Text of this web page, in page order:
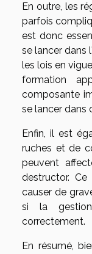
En outre, les
parfois
est donc
se lancer dans
les lois en
formation
composante
se lancer dans
Enfin, il est
ruches et de
peuvent
destructor.
causer de
si la
correctement.
En résumé,